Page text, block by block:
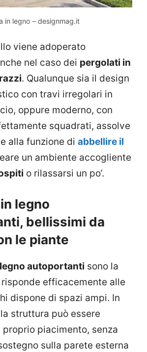
in legno – designmag.it
viene adoperato
nel caso dei pergolati in
. Qualunque sia il design
con travi irregolari in
oppure moderno, con
squadrati, assolve
alla funzione di abbellire il
un ambiente accogliente
o rilassarsi un po’.
legno
bellissimi da
le piante
autoportanti sono la
efficacemente alle
dispone di spazi ampi. In
struttura può essere
proprio piacimento, senza
sulla parete esterna